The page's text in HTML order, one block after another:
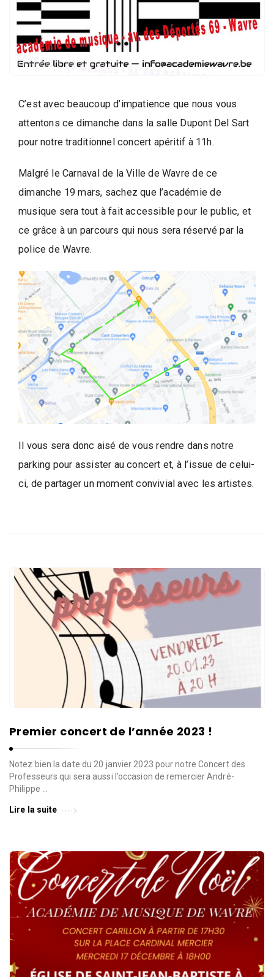
e
a
P
o
e
d
e
a
V
e
d
e
W
a
v
e
C’est avec beaucoup d’impatience que nous vous
attentons ce dimanche dans la salle Dupont Del Sart
pour notre traditionnel concert apéritif à 11h.
Malgré le Carnaval de la Ville de Wavre de ce
dimanche 19 mars, sachez que l’académie de
musique sera tout à fait accessible pour le public, et
ce grâce à un parcours qui nous sera réservé par la
police de Wavre.
Il vous sera donc aisé de vous rendre dans notre
parking pour assister au concert et, à l’issue de celui-
ci, de partager un moment convivial avec les artistes.
Premier concert de l’année 2023 !
Notez bien la date du 20 janvier 2023 pour notre Concert des
Professeurs qui sera aussi l’occasion de remercier André-
Philippe …
Lire la suite